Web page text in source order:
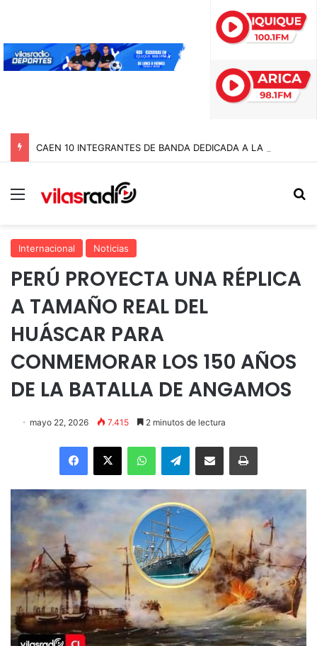
Menú
Internacional Noticias
PERÚ PROYECTA UNA RÉPLICA
A TAMAÑO REAL DEL
HUÁSCAR PARA
CONMEMORAR LOS 150 AÑOS
DE LA BATALLA DE ANGAMOS
mayo 22, 2026 7.415 2 minutos de lectura
Facebook
X WhatsAppTelegramEnviar vía email Imprimir